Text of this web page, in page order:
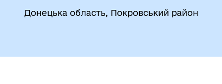
Донецька область, Покровський район